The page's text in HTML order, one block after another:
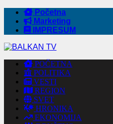
Početna
Marketing
IMPRESUM
POČETNA
POLITIKA
VESTI
REGION
SVET
HRONIKA
EKONOMIJA